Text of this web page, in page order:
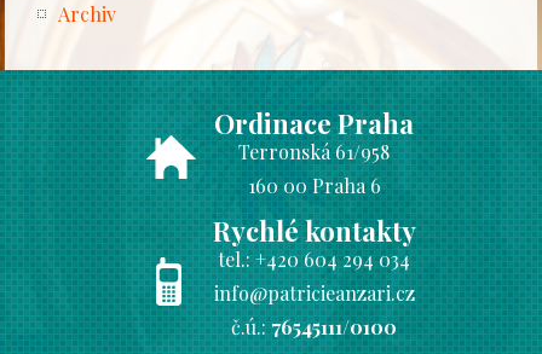
Archiv
Ordinace Praha
Terronská 61/958
160 00 Praha 6
Rychlé kontakty
tel.:+420 604 294 034
info@patricieanzari.cz
č.ú.:76545111/0100